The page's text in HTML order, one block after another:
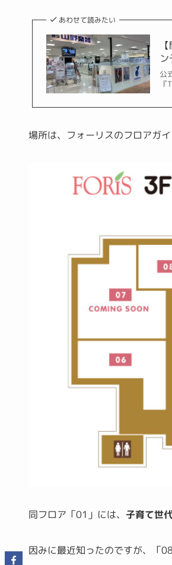
あわせて読みたい
公
場所は、フォーリスのフロアガ
同フロア 「01」 には、子育て世
因みに最近知ったのですが、 「